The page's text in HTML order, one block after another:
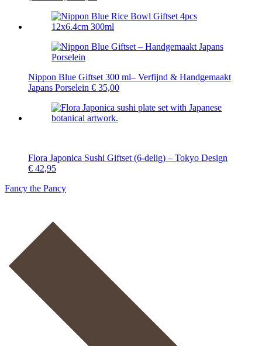
Nippon Blue Giftset 300 ml– Verfijnd & Handgemaakt
Japans Porselein € 35,00
Flora Japonica Sushi Giftset (6-delig) – Tokyo Design
€ 42,95
Fancy the Pancy